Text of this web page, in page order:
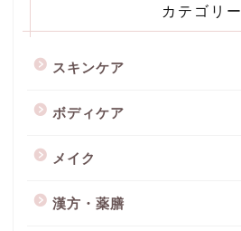
カテゴリー
スキンケア
ボディケア
メイク
漢方・薬膳